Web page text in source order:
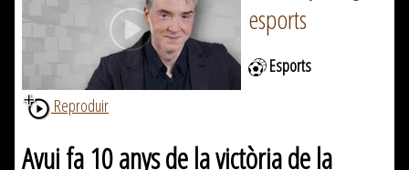
esports
Esports
Reproduir
Avui fa 10 anys de la victòria de la